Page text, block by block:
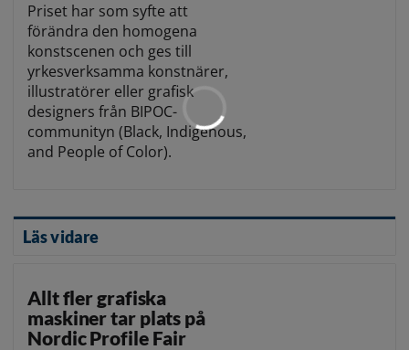
Priset har som syfte att
förändra den homogena
konstscenen och ges till
yrkesverksamma konstnärer,
illustratörer eller grafisk
designers från BIPOC-
communityn (Black, Indigenous,
and People of Color).
Läs vidare
Allt fler grafiska
maskiner tar plats på
Nordic Profile Fair